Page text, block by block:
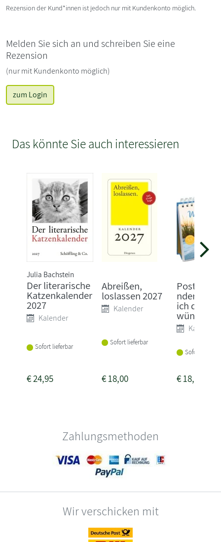
Rezension der Kund*innen ist jedoch nur mit Kundenkonto möglich.
Melden Sie sich an und schreiben Sie eine
Rezension
(nur mit Kundenkonto möglich)
zum Login
Das könnte Sie auch interessieren
Julia Bachstein
Der literarische
Katzenkalender
2027
Kalender
Sofort lieferbar
€24,95
Abreißen,
loslassen 2027
Kalender
Sofort lieferbar
€18,00
nder
ich dir
wünsch...
Kalender
Sofort
€18,99
Zahlungsmethoden
Wir verschicken mit